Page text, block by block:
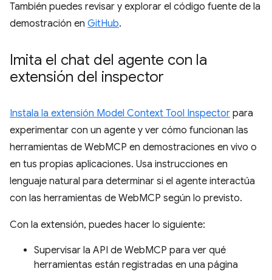
También puedes revisar y explorar el código fuente de la
demostración en GitHub.
Imita el chat del agente con la
extensión del inspector
Instala la extensión Model Context Tool Inspector para
experimentar con un agente y ver cómo funcionan las
herramientas de WebMCP en demostraciones en vivo o
en tus propias aplicaciones. Usa instrucciones en
lenguaje natural para determinar si el agente interactúa
con las herramientas de WebMCP según lo previsto.
Con la extensión, puedes hacer lo siguiente:
Supervisar la API de WebMCP para ver qué
herramientas están registradas en una página